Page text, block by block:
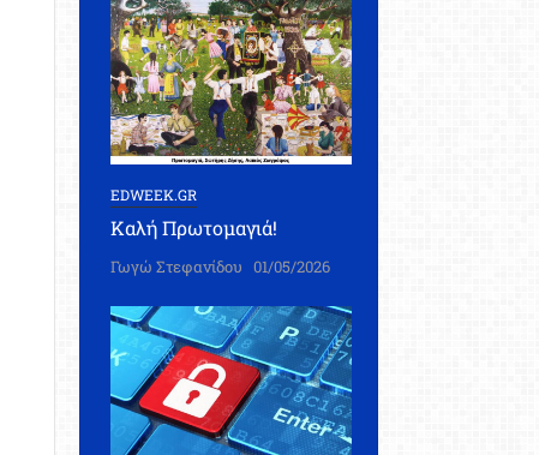
EDWEEK.GR
Καλή Πρωτομαγιά!
Γωγώ Στεφανίδου 01/05/2026